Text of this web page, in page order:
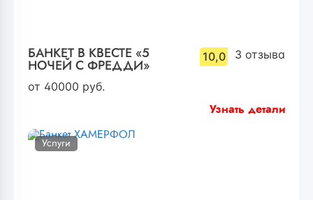
БАНКЕТ В КВЕСТЕ «5
НОЧЕЙ С ФРЕДДИ»
10,0 3 отзыва
от 40000 руб.
Узнать детали
Услуги